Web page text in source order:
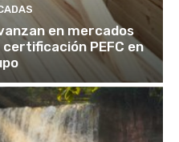
en mercados
PEFC en